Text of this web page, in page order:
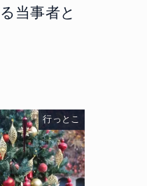
当事者と
行っとこ